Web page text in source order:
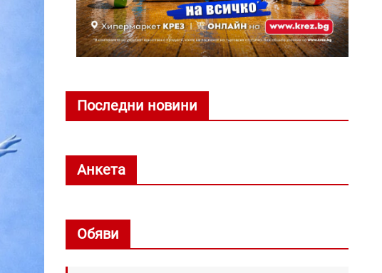
Последни новини
Анкета
Обяви